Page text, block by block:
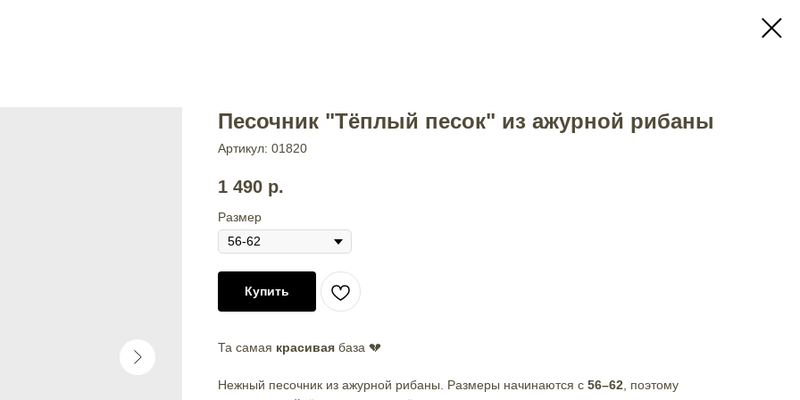
Песочник "Тёплый песок" из ажурной рибаны
Артикул: 01820
1 490 р.
Размер
Купить
Та самая красивая база 💔
Нежный песочник из ажурной рибаны. Размеры начинаются с 56–62, поэтому